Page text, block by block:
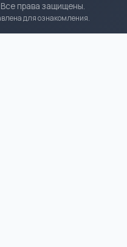
права защищены.
для ознакомления.